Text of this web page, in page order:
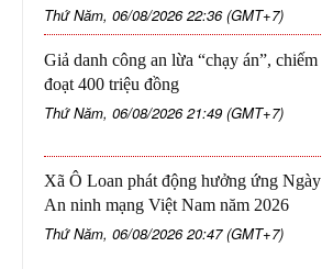
Thứ Năm, 06/08/2026 22:36 (GMT+7)
Giả danh công an lừa “chạy án”, chiếm
đoạt 400 triệu đồng
Thứ Năm, 06/08/2026 21:49 (GMT+7)
Xã Ô Loan phát động hưởng ứng Ngày
An ninh mạng Việt Nam năm 2026
Thứ Năm, 06/08/2026 20:47 (GMT+7)